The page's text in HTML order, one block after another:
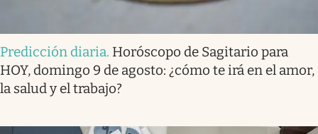
Predicción diaria. Horóscopo de Sagitario para
HOY, domingo 9 de agosto: ¿cómo te irá en el amor,
la salud y el trabajo?